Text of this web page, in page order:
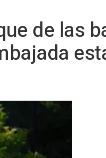
de las